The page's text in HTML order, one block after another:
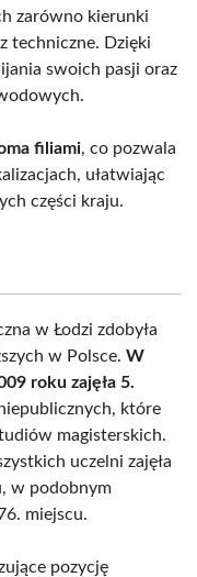
zarówno kierunki
techniczne. Dzięki
swoich pasji oraz
filiami, co pozwala
ułatwiając
części kraju.
w Łodzi zdobyła
w Polsce. W
roku zajęła 5.
które
magisterskich.
uczelni zajęła
w podobnym
miejscu.
pozycję